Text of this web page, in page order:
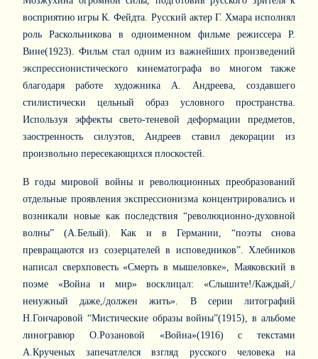
восприятию игры К. Фейдта. Русский актер Г. Хмара исполнял
роль Раскольникова в одноименном фильме режиссера Р.
Вине(1923). Фильм стал одним из важнейших произведений
экспрессионистического кинематографа во многом также
благодаря работе художника А. Андреева, создавшего
стилистически цельный образ условного пространства.
Используя эффекты свето-теневой деформации предметов,
заостренность силуэтов, Андреев ставил декорации из
произвольно пересекающихся плоскостей.
В годы мировой войны и революционных преобразований
отдельные проявления экспрессионизма концентрировались и
возникали новые как последствия “революционно-духовной
волны” (А.Белый). Как и в Германии, “поэты снова
превращаются из созерцателей в исповедников”. Хлебников
написал сверхповесть «Смерть в мышеловке», Маяковский в
поэме «Война и мир» восклицал: «Слышите!/Каждый,/
ненужный даже,/должен жить». В серии литографий
Н.Гончаровой “Мистические образы войны”(1915), в альбоме
линогравюр О.Розановой «Война»(1916) с текстами
А.Крученых запечатлелся взгляд русского человека на